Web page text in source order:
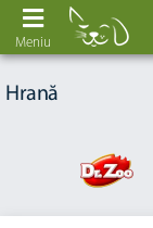
Meniu
Hrană